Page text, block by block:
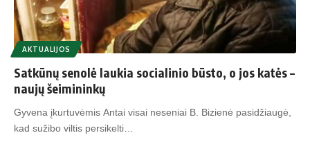
AKTUALIJOS
Satkūnų senolė laukia socialinio būsto, o jos katės –
naujų šeimininkų
Gyvena įkurtuvėmis Antai visai neseniai B. Bizienė pasidžiaugė,
kad sužibo viltis persikelti…